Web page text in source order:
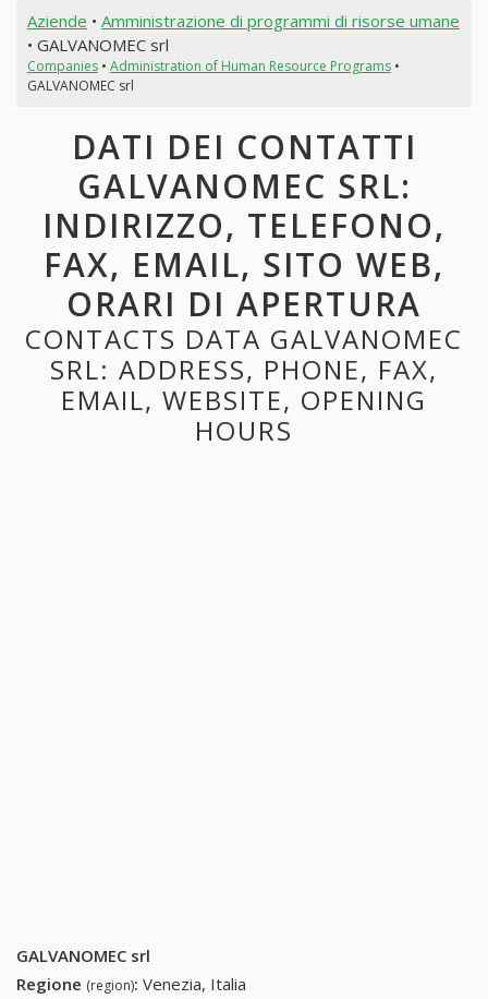
Aziende • Amministrazione di programmi di risorse umane
• GALVANOMEC srl
Companies• Administration of Human Resource Programs•
GALVANOMEC srl
DATI DEI CONTATTI
GALVANOMEC SRL:
INDIRIZZO, TELEFONO,
FAX, EMAIL, SITO WEB,
ORARI DI APERTURA
CONTACTS DATA GALVANOMEC
SRL: ADDRESS, PHONE, FAX,
EMAIL, WEBSITE, OPENING
HOURS
GALVANOMEC srl
Regione (region): Venezia, Italia